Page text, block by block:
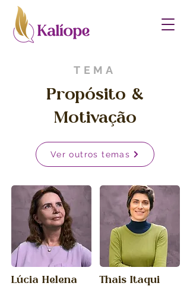
TEMA
Propósito &
Motivação
Ver outros temas
Lúcia Helena
Thais Itaqui